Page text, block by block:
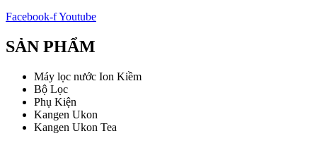
Facebook-fYoutube
SẢN PHẨM
Máy lọc nước Ion Kiềm
Bộ Lọc
Phụ Kiện
Kangen Ukon
Kangen Ukon Tea